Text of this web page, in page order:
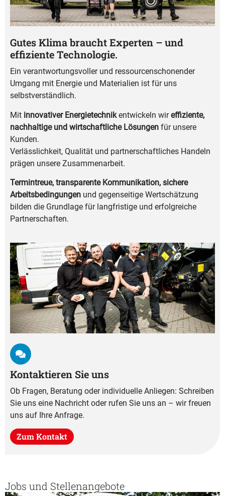
Gutes Klima braucht Experten – und
effiziente Technologie.
Ein verantwortungsvoller und ressourcenschonender
Umgang mit Energie und Materialien ist für uns
selbstverständlich.
Mit innovativer Energietechnikentwickeln wireffiziente,
nachhaltige und wirtschaftliche Lösungen für unsere
Kunden.
Verlässlichkeit, Qualität und partnerschaftliches Handeln
prägen unsere Zusammenarbeit.
Termintreue, transparente Kommunikation, sichere
Arbeitsbedingungen und gegenseitige Wertschätzung
bilden die Grundlage für langfristige und erfolgreiche
Partnerschaften.
Kontaktieren Sie uns
Ob Fragen, Beratung oder individuelle Anliegen: Schreiben
Sie uns eine Nachricht oder rufen Sie uns an – wir freuen
uns auf Ihre Anfrage.
Zum Kontakt
Jobs und Stellenangebote